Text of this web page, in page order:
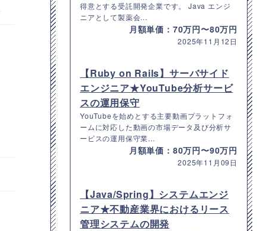
得意とする受託開発企業です。 Java エンジ
ニアとして製薬会...
月額単価：70万円〜80万円
2025年11月12日
【Ruby on Rails】サーバサイド
エンジニア★YouTube分析サービ
スの運用保守
YouTubeを始めとする主要動画プラットフォ
ームに対応した動画の市場データ及び分析サ
ービスの運用保守業...
月額単価：80万円〜90万円
2025年11月09日
【Java/Spring】システムエンジ
ニア★不動産業界におけるリース
管理システムの開発